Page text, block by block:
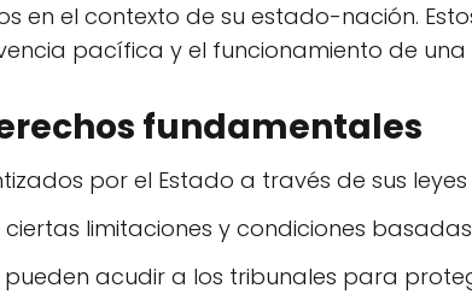
en el contexto de su estado-nación.
pacífica y el funcionamiento de
fundamentales
por el Estado a través de sus leyes
limitaciones y condiciones
pueden acudir a los tribunales para